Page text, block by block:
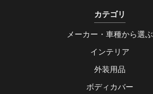
カテゴリ
メーカー・車種から選ぶ
インテリア
外装用品
ボディカバー